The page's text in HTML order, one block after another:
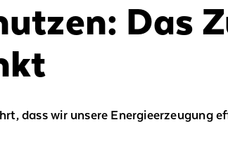
Das
dass wir unsere Energieerzeugung